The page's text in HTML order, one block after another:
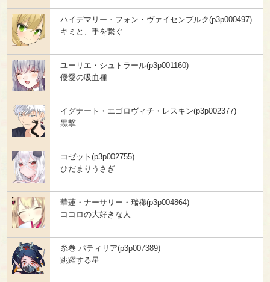
ハイデマリー・フォン・ヴァイセンブルク(p3p000497)
キミと、手を繋ぐ
ユーリエ・シュトラール(p3p001160)
優愛の吸血種
イグナート・エゴロヴィチ・レスキン(p3p002377)
黒撃
コゼット(p3p002755)
ひだまりうさぎ
華蓮・ナーサリー・瑞稀(p3p004864)
ココロの大好きな人
糸巻 パティリア(p3p007389)
跳躍する星